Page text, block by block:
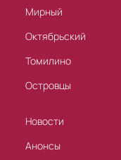
Мирный
Октябрьский
Томилино
Островцы
Новости
Анонсы